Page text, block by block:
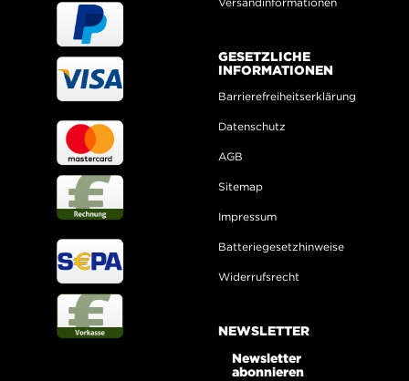
Versandinformationen
GESETZLICHE
INFORMATIONEN
Barrierefreiheitserklärung
Datenschutz
AGB
Sitemap
Impressum
Batteriegesetzhinweise
Widerrufsrecht
NEWSLETTER
Newsletter
abonnieren